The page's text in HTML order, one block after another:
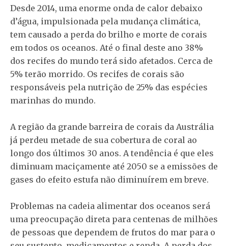
Desde 2014, uma enorme onda de calor debaixo
d’água, impulsionada pela mudança climática,
tem causado a perda do brilho e morte de corais
em todos os oceanos. Até o final deste ano 38%
dos recifes do mundo terá sido afetados. Cerca de
5% terão morrido. Os recifes de corais são
responsáveis pela nutrição de 25% das espécies
marinhas do mundo.
A região da grande barreira de corais da Austrália
já perdeu metade de sua cobertura de coral ao
longo dos últimos 30 anos. A tendência é que eles
diminuam maciçamente até 2050 se a emissões de
gases do efeito estufa não diminuírem em breve.
Problemas na cadeia alimentar dos oceanos será
uma preocupação direta para centenas de milhões
de pessoas que dependem de frutos do mar para o